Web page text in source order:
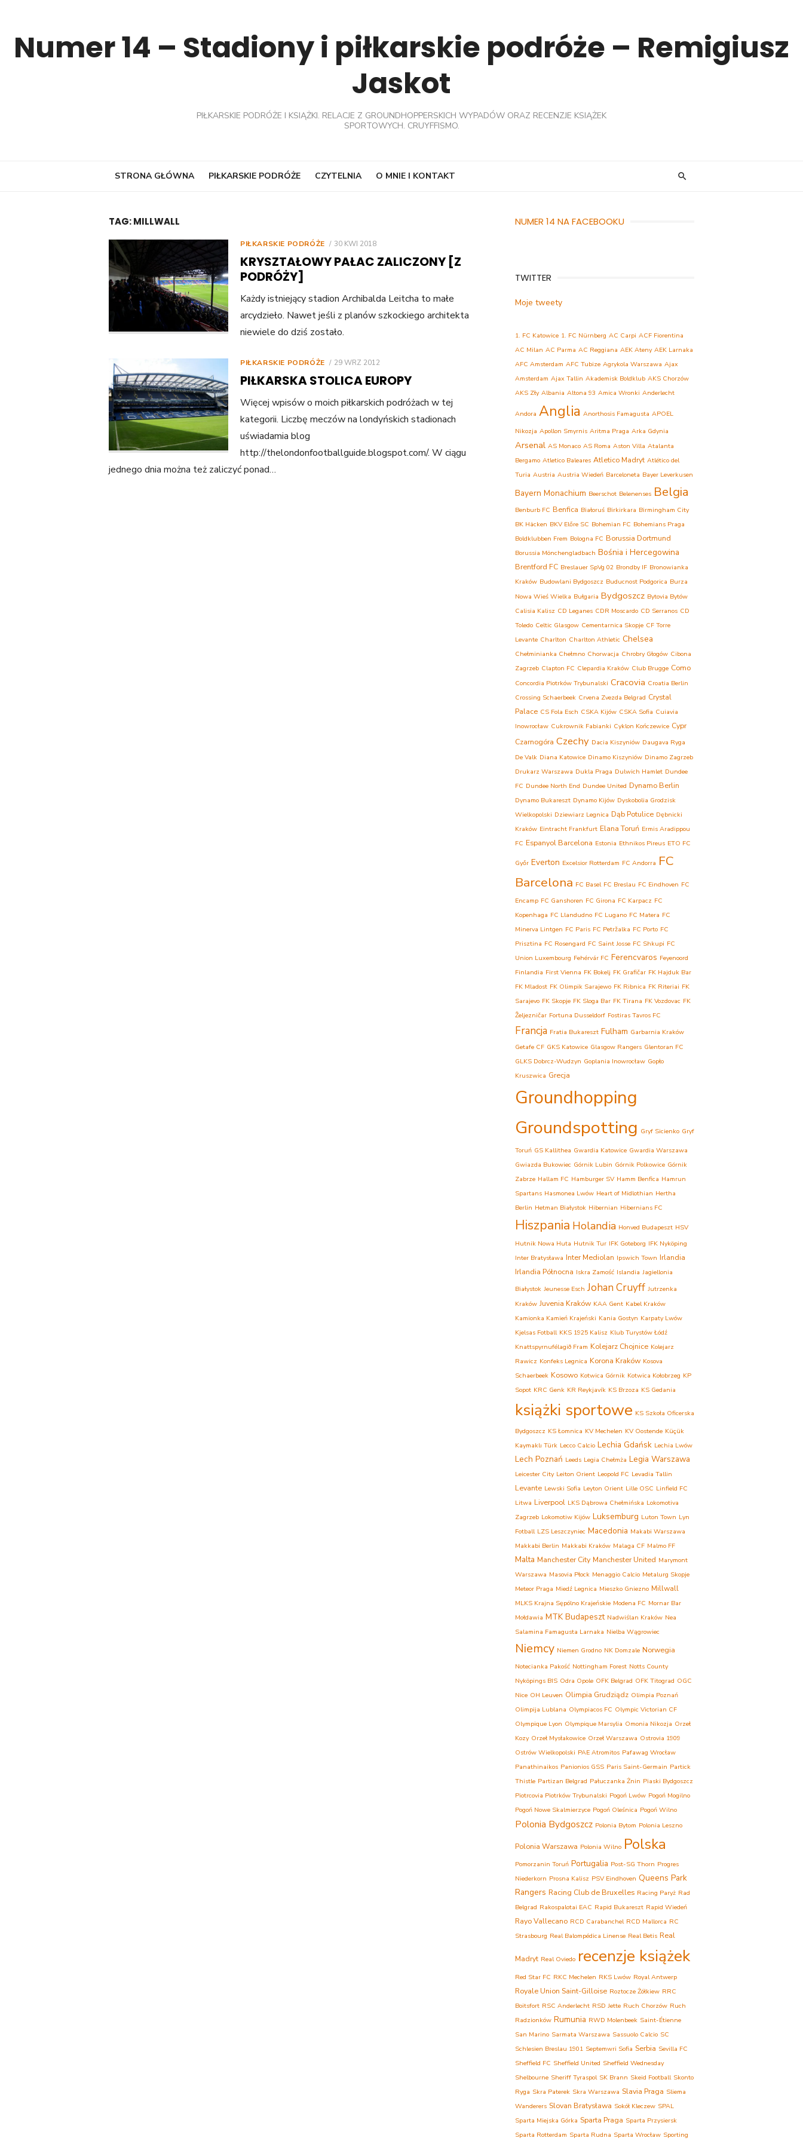
contentNumer 14 – Stadiony i piłkarskie podróże – Remigiusz
Jaskot
PIŁKARSKIE PODRÓŻE I KSIĄŻKI. RELACJE Z GROUNDHOPPERSKICH WYPADÓW ORAZ RECENZJE KSIĄŻEK
SPORTOWYCH. CRUYFFISMO.
STRONA GŁÓWNA PIŁKARSKIE PODRÓŻE CZYTELNIA O MNIE I KONTAKT
TAG:MILLWALL
PIŁKARSKIE PODRÓŻE
POSTED
30 KWI 2018
KRYSZTAŁOWY PAŁAC ZALICZONY [Z
PODRÓŻY]
Każdy istniejący stadion Archibalda Leitcha to małe
arcydzieło. Nawet jeśli z planów szkockiego architekta
niewiele do dziś zostało.
PIŁKARSKIE PODRÓŻE
POSTED
29 WRZ 2012
PIŁKARSKA STOLICA EUROPY
Więcej wpisów o moich piłkarskich podróżach w tej
kategorii. Liczbę meczów na londyńskich stadionach
uświadamia blog
http://thelondonfootballguide.blogspot.com/. W ciągu
jednego dnia można też zaliczyć ponad…
NUMER 14 NA FACEBOOKU
TWITTER
Moje tweety
1. FC Katowice 1. FC Nürnberg AC Carpi ACF Fiorentina
AC Milan AC Parma AC Reggiana AEK Ateny AEK Larnaka
AFC Amsterdam AFC Tubize Agrykola Warszawa Ajax
Amsterdam Ajax Tallin Akademisk Boldklub AKS Chorzów
AKS Zły Albania Altona 93 Amica Wronki Anderlecht
Andora Anglia Anorthosis Famagusta APOEL
Nikozja Apollon Smyrnis Aritma Praga Arka Gdynia
Arsenal AS Monaco AS Roma Aston Villa Atalanta
Bergamo Atletico Baleares Atletico Madryt Atlético del
Turia Austria Austria Wiedeń Barceloneta Bayer Leverkusen
Bayern Monachium Beerschot Belenenses Belgia
Benburb FC Benfica Białoruś Birkirkara Birmingham City
BK Häcken BKV Előre SC Bohemian FC Bohemians Praga
Boldklubben Frem Bologna FC Borussia Dortmund
Borussia Mönchengladbach Bośnia i Hercegowina
Brentford FC Breslauer SpVg 02 Brondby IF Bronowianka
Kraków Budowlani Bydgoszcz Buducnost Podgorica Burza
Nowa Wieś Wielka Bułgaria Bydgoszcz Bytovia Bytów
Calisia Kalisz CD Leganes CDR Moscardo CD Serranos CD
Toledo Celtic Glasgow Cementarnica Skopje CF Torre
Levante Charlton Charlton Athletic Chelsea
Chełminianka Chełmno Chorwacja Chrobry Głogów Cibona
Zagrzeb Clapton FC Clepardia Kraków Club Brugge Como
Concordia Piotrków Trybunalski Cracovia Croatia Berlin
Crossing Schaerbeek Crvena Zvezda Belgrad Crystal
Palace CS Fola Esch CSKA Kijów CSKA Sofia Cuiavia
Inowrocław Cukrownik Fabianki Cyklon Kończewice Cypr
Czarnogóra Czechy Dacia Kiszyniów Daugava Ryga
De Valk Diana Katowice Dinamo Kiszyniów Dinamo Zagrzeb
Drukarz Warszawa Dukla Praga Dulwich Hamlet Dundee
FC Dundee North End Dundee United Dynamo Berlin
Dynamo Bukareszt Dynamo Kijów Dyskobolia Grodzisk
Wielkopolski Dziewiarz Legnica Dąb Potulice Dębnicki
Kraków Eintracht Frankfurt Elana Toruń Ermis Aradippou
FC Espanyol Barcelona Estonia Ethnikos Pireus ETO FC
Győr Everton Excelsior Rotterdam FC Andorra FC
Barcelona FC Basel FC Breslau FC Eindhoven FC
Encamp FC Ganshoren FC Girona FC Karpacz FC
Kopenhaga FC Llandudno FC Lugano FC Matera FC
Minerva Lintgen FC Paris FC Petržalka FC Porto FC
Prisztina FC Rosengard FC Saint Josse FC Shkupi FC
Union Luxembourg Fehérvár FC Ferencvaros Feyenoord
Finlandia First Vienna FK Bokelj FK Grafičar FK Hajduk Bar
FK Mladost FK Olimpik Sarajewo FK Ribnica FK Riteriai FK
Sarajevo FK Skopje FK Sloga Bar FK Tirana FK Vozdovac FK
Željezničar Fortuna Dusseldorf Fostiras Tavros FC
Francja Fratia Bukareszt Fulham Garbarnia Kraków
Getafe CF GKS Katowice Glasgow Rangers Glentoran FC
GLKS Dobrcz-Wudzyn Goplania Inowrocław Gopło
Kruszwica Grecja
Groundhopping
Groundspotting Gryf Sicienko Gryf
Toruń GS Kallithea Gwardia Katowice Gwardia Warszawa
Gwiazda Bukowiec Górnik Lubin Górnik Polkowice Górnik
Zabrze Hallam FC Hamburger SV Hamm Benfica Hamrun
Spartans Hasmonea Lwów Heart of Midlothian Hertha
Berlin Hetman Białystok Hibernian Hibernians FC
Hiszpania Holandia Honved Budapeszt HSV
Hutnik Nowa Huta Hutnik Tur IFK Goteborg IFK Nyköping
Inter Bratysława Inter Mediolan Ipswich Town Irlandia
Irlandia Północna Iskra Zamość Islandia Jagiellonia
Białystok Jeunesse Esch Johan Cruyff Jutrzenka
Kraków Juvenia Kraków KAA Gent Kabel Kraków
Kamionka Kamień Krajeński Kania Gostyn Karpaty Lwów
Kjelsas Fotball KKS 1925 Kalisz Klub Turystów Łódź
Knattspyrnufélagið Fram Kolejarz Chojnice Kolejarz
Rawicz Konfeks Legnica Korona Kraków Kosova
Schaerbeek Kosowo Kotwica Górnik Kotwica Kołobrzeg KP
Sopot KRC Genk KR Reykjavík KS Brzoza KS Gedania
książki sportowe KS Szkoła Oficerska
Bydgoszcz KS Łomnica KV Mechelen KV Oostende Küçük
Kaymaklı Türk Lecco Calcio Lechia Gdańsk Lechia Lwów
Lech Poznań Leeds Legia Chełmża Legia Warszawa
Leicester City Leiton Orient Leopold FC Levadia Tallin
Levante Lewski Sofia Leyton Orient Lille OSC Linfield FC
Litwa Liverpool LKS Dąbrowa Chełmińska Lokomotiva
Zagrzeb Lokomotiw Kijów Luksemburg Luton Town Lyn
Fotball LZS Leszczyniec Macedonia Makabi Warszawa
Makkabi Berlin Makkabi Kraków Malaga CF Malmo FF
Malta Manchester City Manchester United Marymont
Warszawa Masovia Płock Menaggio Calcio Metalurg Skopje
Meteor Praga Miedź Legnica Mieszko Gniezno Millwall
MLKS Krajna Sępólno Krajeńskie Modena FC Mornar Bar
Mołdawia MTK Budapeszt Nadwiślan Kraków Nea
Salamina Famagusta Larnaka Nielba Wągrowiec
Niemcy Niemen Grodno NK Domzale Norwegia
Notecianka Pakość Nottingham Forest Notts County
Nyköpings BIS Odra Opole OFK Belgrad OFK Titograd OGC
Nice OH Leuven Olimpia Grudziądz Olimpia Poznań
Olimpija Lublana Olympiacos FC Olympic Victorian CF
Olympique Lyon Olympique Marsylia Omonia Nikozja Orzeł
Kozy Orzeł Mysłakowice Orzeł Warszawa Ostrovia 1909
Ostrów Wielkopolski PAE Atromitos Pafawag Wrocław
Panathinaikos Panionios GSS Paris Saint-Germain Partick
Thistle Partizan Belgrad Pałuczanka Żnin Piaski Bydgoszcz
Piotrcovia Piotrków Trybunalski Pogoń Lwów Pogoń Mogilno
Pogoń Nowe Skalmierzyce Pogoń Oleśnica Pogoń Wilno
Polonia Bydgoszcz Polonia Bytom Polonia Leszno
Polonia Warszawa Polonia Wilno Polska
Pomorzanin Toruń Portugalia Post-SG Thorn Progres
Niederkorn Prosna Kalisz PSV Eindhoven Queens Park
Rangers Racing Club de Bruxelles Racing Paryż Rad
Belgrad Rakospalotai EAC Rapid Bukareszt Rapid Wiedeń
Rayo Vallecano RCD Carabanchel RCD Mallorca RC
Strasbourg Real Balompédica Linense Real Betis Real
Madryt Real Oviedo recenzje książek
Red Star FC RKC Mechelen RKS Lwów Royal Antwerp
Royale Union Saint-Gilloise Roztocze Żółkiew RRC
Boitsfort RSC Anderlecht RSD Jette Ruch Chorzów Ruch
Radzionków Rumunia RWD Molenbeek Saint-Étienne
San Marino Sarmata Warszawa Sassuolo Calcio SC
Schlesien Breslau 1901 Septemwri Sofia Serbia Sevilla FC
Sheffield FC Sheffield United Sheffield Wednesday
Shelbourne Sheriff Tyraspol SK Brann Skeid Football Skonto
Ryga Skra Paterek Skra Warszawa Slavia Praga Sliema
Wanderers Slovan Bratysława Sokół Kleczew SPAL
Sparta Miejska Górka Sparta Praga Sparta Przysiersk
Sparta Rotterdam Sparta Rudna Sparta Wrocław Sporting